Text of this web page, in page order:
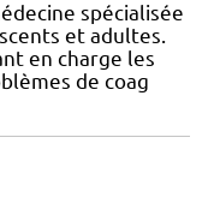
spécialisée
et adultes.
en charge les
de coag